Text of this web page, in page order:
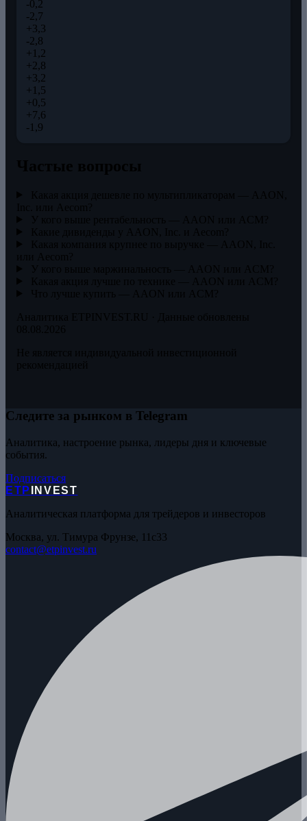
-0,2
-2,7
+3,3
-2,8
+1,2
+2,8
+3,2
+1,5
+0,5
+7,6
-1,9
Следите за рынком в Telegram
Аналитика, настроение рынка, лидеры дня и ключевые
события.
Подписаться
ETP
INVEST
Аналитическая платформа для трейдеров и инвесторов
Москва, ул. Тимура Фрунзе, 11с33
contact@etpinvest.ru